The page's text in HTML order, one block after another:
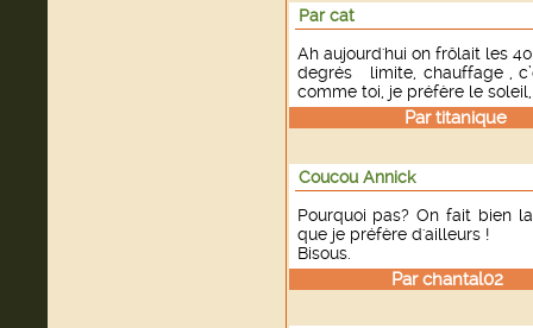
Par cat
Ah aujourd'hui on frôlait les
degrés limite, chauffage ,
comme toi, je préfère le
Partitaniquele
Coucou Annick
Pourquoi pas? On fait bien
que je préfère d'ailleurs !
Bisous.
Parchantal02le